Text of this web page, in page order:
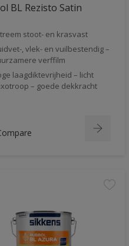
BL Rezisto Satin
stoot- en krasvast
, vlek- en vuilbestendig –
verffilm
laagdiktevrijheid – licht
– goede dekkracht